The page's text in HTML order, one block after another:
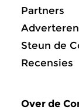
Partners
Steun de
Recensies
Over de